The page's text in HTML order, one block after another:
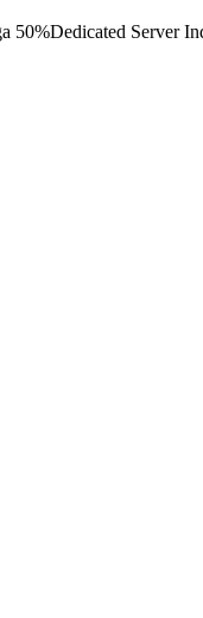
50%Dedicated Server